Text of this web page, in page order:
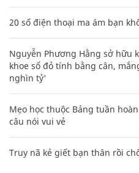
20 số điện thoại ma ám bạn
Nguyễn Phương Hằng sở hữu
khoe sổ đỏ tính bằng cân,
nghìn tỷ'
Mẹo học thuộc Bảng tuần
câu nói vui vẻ
Truy nã kẻ giết bạn thân rồi